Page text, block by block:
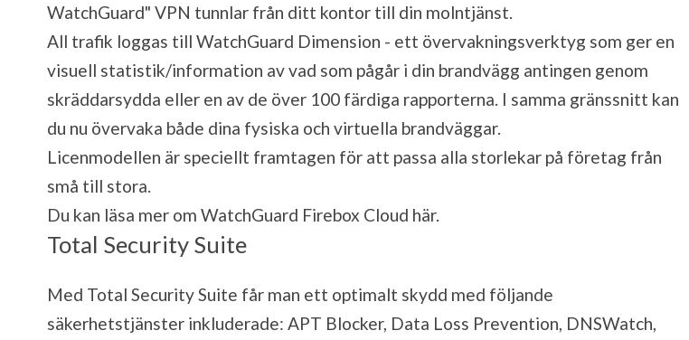
WatchGuard" VPN tunnlar från ditt kontor till din molntjänst.
All trafik loggas till WatchGuard Dimension - ett övervakningsverktyg som ger en
visuell statistik/information av vad som pågår i din brandvägg antingen genom
skräddarsydda eller en av de över 100 färdiga rapporterna. I samma gränssnitt kan
du nu övervaka både dina fysiska och virtuella brandväggar.
Licenmodellen är speciellt framtagen för att passa alla storlekar på företag från
små till stora.
Du kan läsa mer om WatchGuard Firebox Cloud här.
Total Security Suite
Med Total Security Suite får man ett optimalt skydd med följande
säkerhetstjänster inkluderade: APT Blocker, Data Loss Prevention, DNSWatch,